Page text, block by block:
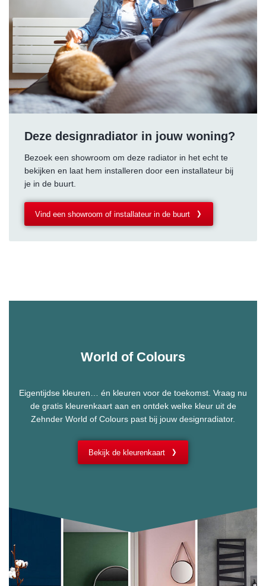
Deze designradiator in jouw woning?
Bezoek een showroom om deze radiator in het echt te
bekijken en laat hem installeren door een installateur bij
je in de buurt.
Vind een showroom of installateur in de buurt
World of Colours
Eigentijdse kleuren… én kleuren voor de toekomst. Vraag nu
de gratis kleurenkaart aan en ontdek welke kleur uit de
Zehnder World of Colours past bij jouw designradiator.
Bekijk de kleurenkaart